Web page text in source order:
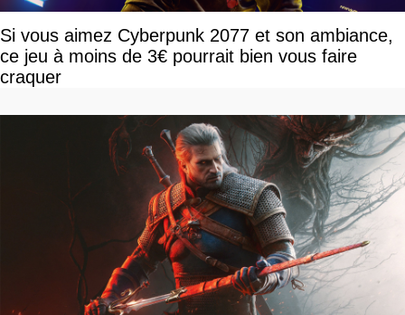
Si vous aimez Cyberpunk 2077 et son ambiance,
ce jeu à moins de 3€ pourrait bien vous faire
craquer